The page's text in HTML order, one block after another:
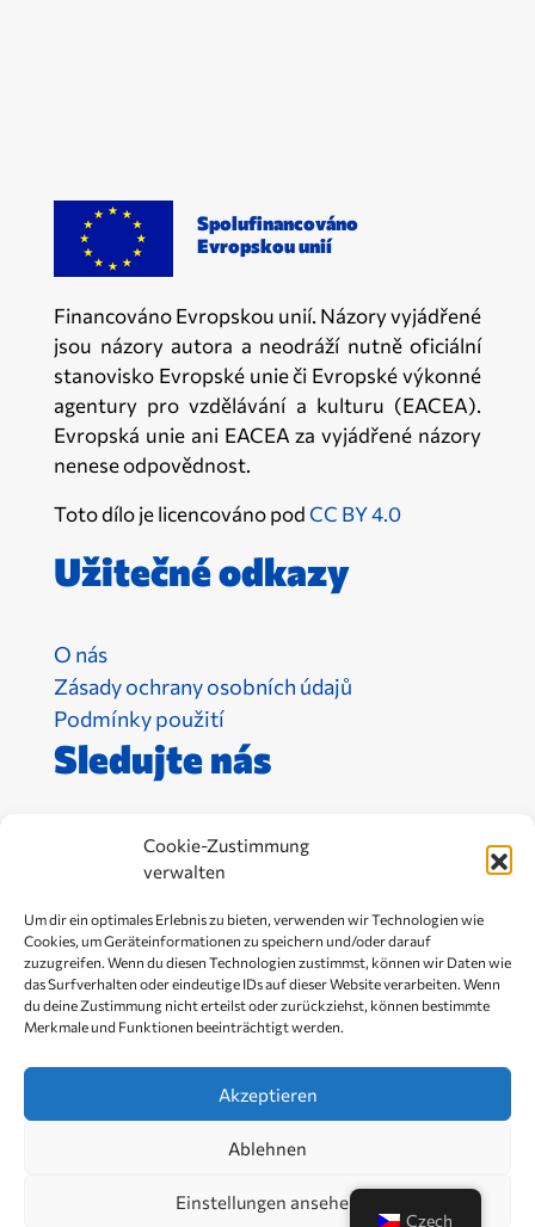
Open toolbar
Cookie-Zustimmung
verwalten
Um dir ein optimales Erlebnis zu bieten, verwenden wir Technologien wie
Cookies, um Geräteinformationen zu speichern und/oder darauf
zuzugreifen. Wenn du diesen Technologien zustimmst, können wir Daten wie
das Surfverhalten oder eindeutige IDs auf dieser Website verarbeiten. Wenn
du deine Zustimmung nicht erteilst oder zurückziehst, können bestimmte
Merkmale und Funktionen beeinträchtigt werden.
Akzeptieren
Ablehnen
Einstellungen ansehen
Spolufinancováno
Evropskou unií
Financováno Evropskou unií. Názory vyjádřené
jsou názory autora a neodráží nutně oficiální
stanovisko Evropské unie či Evropské výkonné
agentury pro vzdělávání a kulturu (EACEA).
Evropská unie ani EACEA za vyjádřené názory
nenese odpovědnost.
Toto dílo je licencováno podCC BY 4.0
Užitečné odkazy
O nás
Zásady ochrany osobních údajů
Podmínky použití
Sledujte nás
Ready4Crisis
Czech